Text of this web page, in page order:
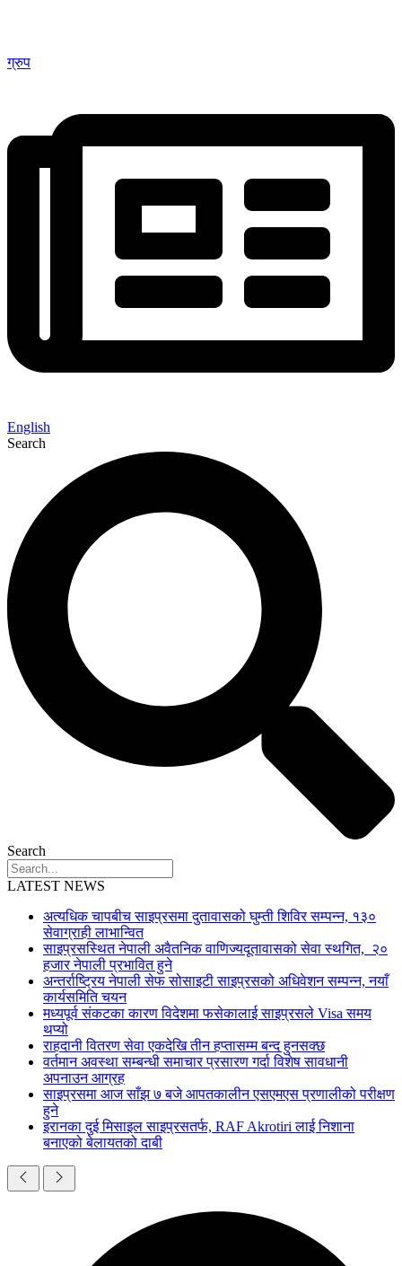
ग्रुप
English
Search
Search
LATEST NEWS
अत्यधिक चापबीच साइप्रसमा दुतावासको घुम्ती शिविर सम्पन्न, १३०
सेवाग्राही लाभान्वित
साइप्रसस्थित नेपाली अवैतनिक वाणिज्यदूतावासको सेवा स्थगित, २०
हजार नेपाली प्रभावित हुने
अन्तर्राष्ट्रिय नेपाली सेफ सोसाइटी साइप्रसको अधिवेशन सम्पन्न, नयाँ
कार्यसमिति चयन
मध्यपूर्व संकटका कारण विदेशमा फसेकालाई साइप्रसले Visa समय
थप्यो
राहदानी वितरण सेवा एकदेखि तीन हप्तासम्म बन्द हुनसक्छ
वर्तमान अवस्था सम्बन्धी समाचार प्रसारण गर्दा विशेष सावधानी
अपनाउन आग्रह
साइप्रसमा आज साँझ ७ बजे आपतकालीन एसएमएस प्रणालीको परीक्षण
हुने
इरानका दुई मिसाइल साइप्रसतर्फ, RAF Akrotiri लाई निशाना
बनाएको बेलायतको दाबी